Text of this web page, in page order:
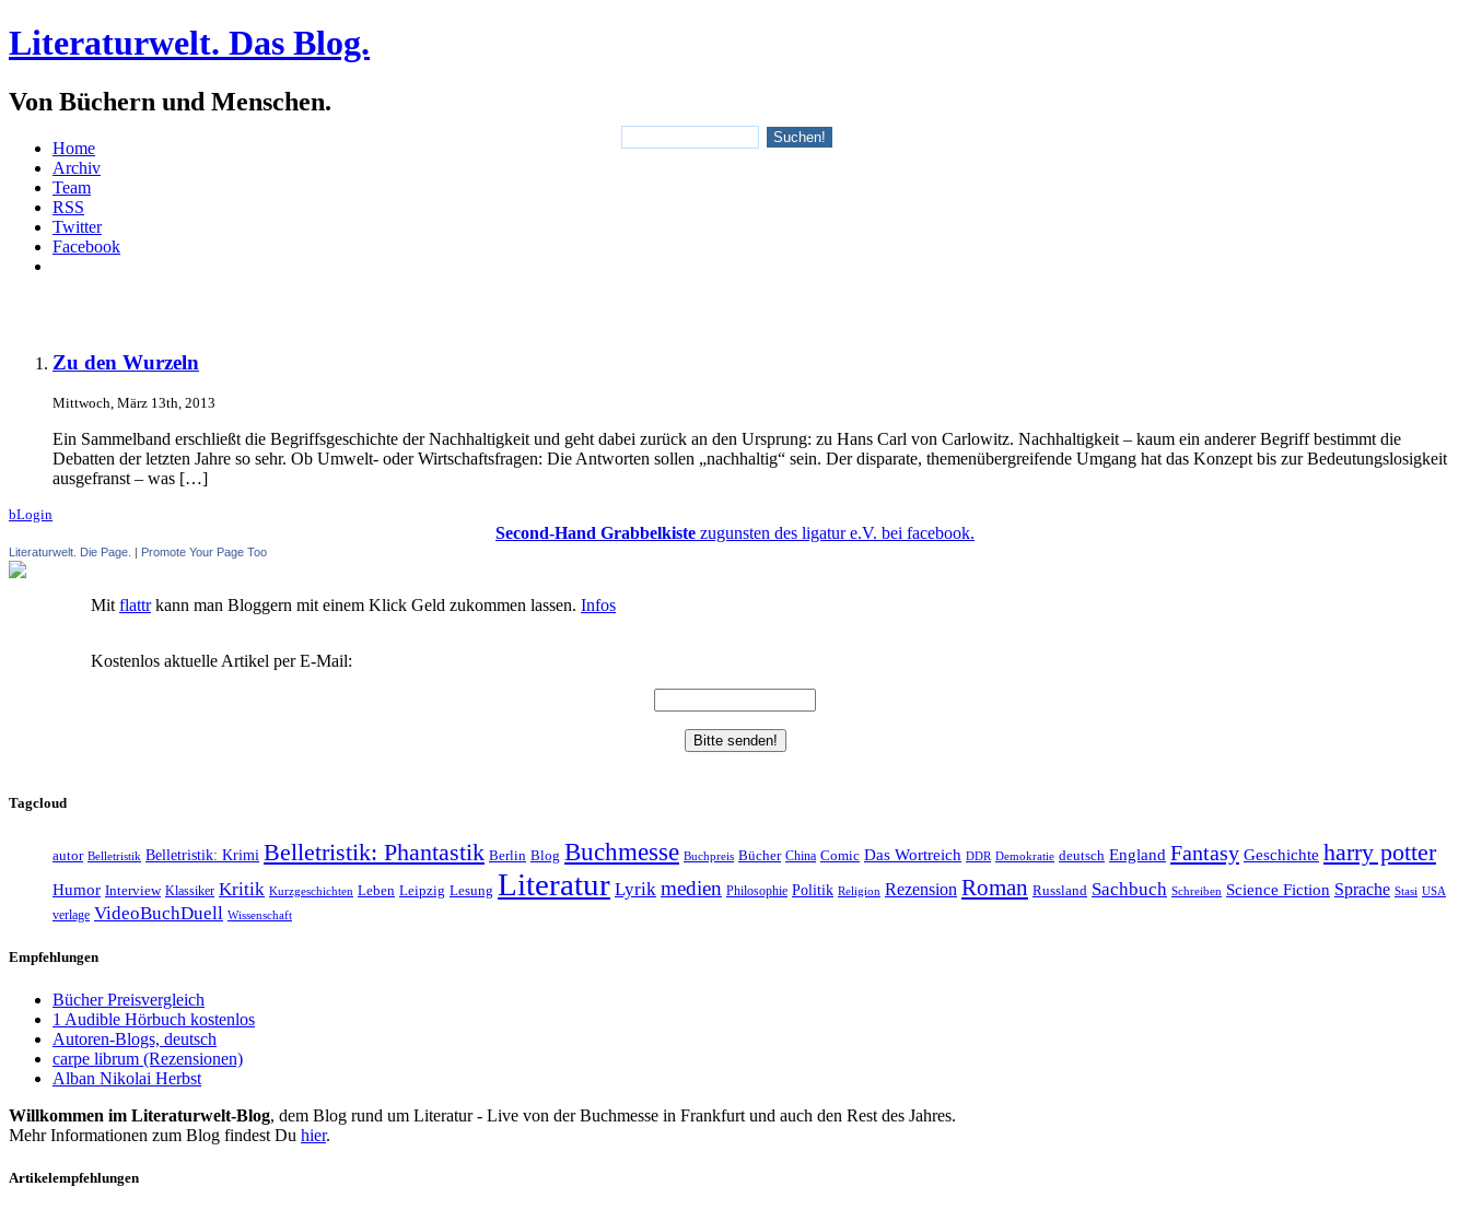
Literaturwelt. Das Blog.
Von Büchern und Menschen.
Home
Archiv
Team
RSS
Twitter
Facebook
Zu den Wurzeln
Mittwoch, März 13th, 2013
Ein Sammelband erschließt die Begriffsgeschichte der Nachhaltigkeit und geht dabei zurück an den Ursprung: zu Hans Carl von Carlowitz. Nachhaltigkeit – kaum ein anderer Begriff bestimmt die
Debatten der letzten Jahre so sehr. Ob Umwelt- oder Wirtschaftsfragen: Die Antworten sollen „nachhaltig“ sein. Der disparate, themenübergreifende Umgang hat das Konzept bis zur Bedeutungslosigkeit
ausgefranst – was […]
bLogin
Second-Hand Grabbelkiste zugunsten des ligatur e.V. bei facebook.
Literaturwelt. Die Page. Promote Your Page Too
Mit flattrkann man Bloggern mit einem Klick Geld zukommen lassen. Infos
Kostenlos aktuelle Artikel per E-Mail:
Tagcloud
autor Belletristik Belletristik: Krimi Belletristik: Phantastik Berlin Blog Buchmesse Buchpreis Bücher China Comic Das Wortreich DDR Demokratie deutsch England Fantasy Geschichte harry potter
Humor Interview Klassiker Kritik Kurzgeschichten Leben Leipzig Lesung Literatur Lyrik medien Philosophie Politik Religion Rezension Roman Russland Sachbuch Schreiben Science Fiction Sprache Stasi USA
verlage VideoBuchDuell Wissenschaft
Empfehlungen
Bücher Preisvergleich
1 Audible Hörbuch kostenlos
Autoren-Blogs, deutsch
carpe librum (Rezensionen)
Alban Nikolai Herbst
Willkommen im Literaturwelt-Blog, dem Blog rund um Literatur - Live von der Buchmesse in Frankfurt und auch den Rest des Jahres.
Mehr Informationen zum Blog findest Du hier.
Artikelempfehlungen